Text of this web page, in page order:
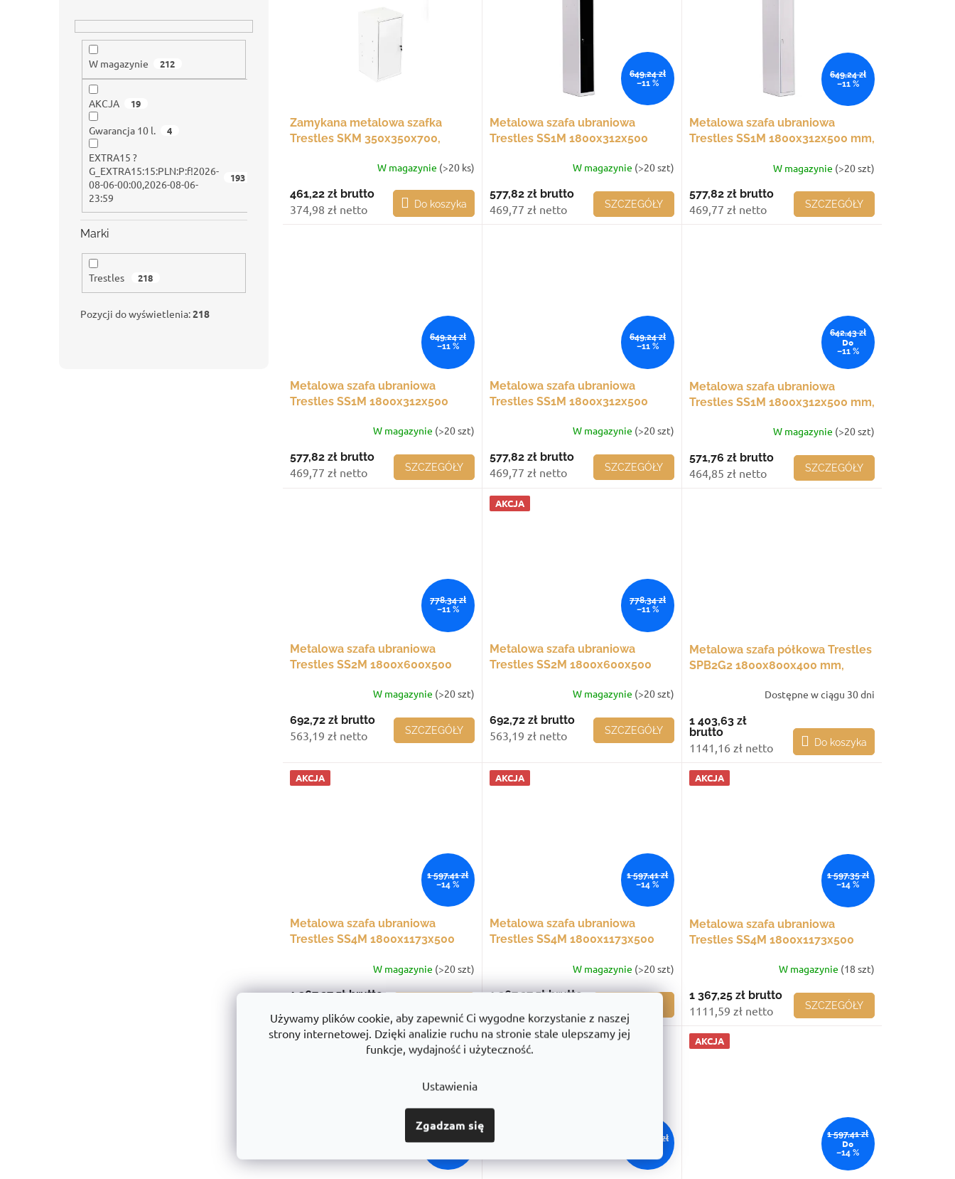
Używamy plików cookie, aby zapewnić Ci wygodne korzystanie z naszej
strony internetowej. Dzięki analizie ruchu na stronie stale ulepszamy jej
funkcje, wydajność i użyteczność.
Ustawienia
Zgadzam się
W magazynie 212
AKCJA 19
Gwarancja 10 l. 4
EXTRA15 ?
G_EXTRA15:15:PLN:P:f!2026-
08-06-00:00,2026-08-06-
23:59
193
Marki
Trestles 218
Pozycji do wyświetlenia:218
u
w
uZamykana metalowa szafka
Trestles SKM 350x350x700,
W magazynie (>20 ks)
461,22 zł brutto
374,98 zł netto Do koszyka
649,24 zł
–11 %
Metalowa szafa ubraniowa
Trestles SS1M 1800x312x500
W magazynie (>20 szt)
577,82 zł brutto
469,77 zł netto SZCZEGÓŁY
649,24 zł
–11 %
Metalowa szafa ubraniowa
Trestles SS1M 1800x312x500 mm,
W magazynie (>20 szt)
577,82 zł brutto
469,77 zł netto SZCZEGÓŁY
649,24 zł
–11 %
Metalowa szafa ubraniowa
Trestles SS1M 1800x312x500
W magazynie (>20 szt)
577,82 zł brutto
469,77 zł netto SZCZEGÓŁY
649,24 zł
–11 %
Metalowa szafa ubraniowa
Trestles SS1M 1800x312x500
W magazynie (>20 szt)
577,82 zł brutto
469,77 zł netto SZCZEGÓŁY
642,43 zł
Do
–11 %
Metalowa szafa ubraniowa
Trestles SS1M 1800x312x500 mm,
W magazynie (>20 szt)
571,76 zł brutto
464,85 zł netto SZCZEGÓŁY
778,34 zł
–11 %
Metalowa szafa ubraniowa
Trestles SS2M 1800x600x500
W magazynie (>20 szt)
692,72 zł brutto
563,19 zł netto SZCZEGÓŁY
AKCJA
778,34 zł
–11 %
Metalowa szafa ubraniowa
Trestles SS2M 1800x600x500
W magazynie (>20 szt)
692,72 zł brutto
563,19 zł netto SZCZEGÓŁY
Metalowa szafa półkowa Trestles
SPB2G2 1800x800x400 mm,
Dostępne w ciągu 30 dni
1 403,63 zł
brutto
1141,16 zł netto Do koszyka
AKCJA
1 597,41 zł
–14 %
Metalowa szafa ubraniowa
Trestles SS4M 1800x1173x500
W magazynie (>20 szt)
1 367,27 złbrutto
AKCJA
1 597,41 zł
–14 %
Metalowa szafa ubraniowa
Trestles SS4M 1800x1173x500
W magazynie (>20 szt)
1 367,27 złbrutto
1111,60 zł netto
AKCJA
1 597,35 zł
–14 %
Metalowa szafa ubraniowa
Trestles SS4M 1800x1173x500
W magazynie (18 szt)
1 367,25 zł brutto
1111,59 zł netto SZCZEGÓŁY
AKCJA AKCJA
1 597,35 zł
AKCJA
1 597,41 zł
Do
–14 %